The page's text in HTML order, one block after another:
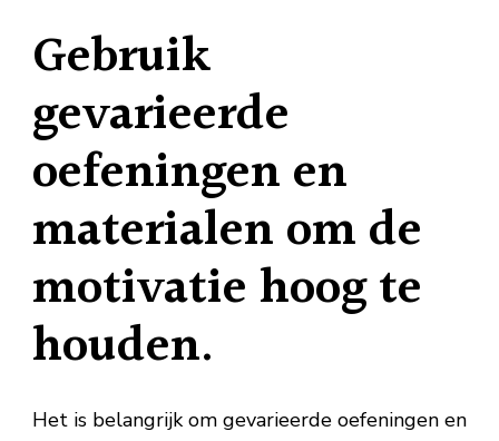
Gebruik
gevarieerde
oefeningen en
materialen om de
motivatie hoog te
houden.
Het is belangrijk om gevarieerde oefeningen en